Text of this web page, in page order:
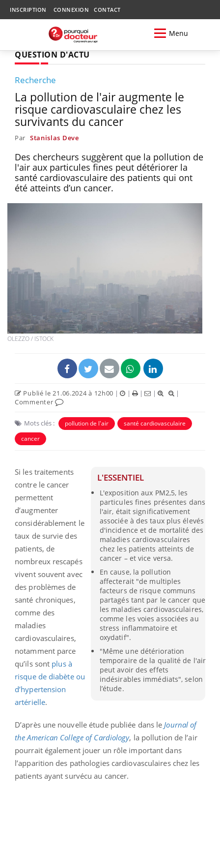
INSCRIPTION CONNEXION CONTACT
Menu
QUESTION D'ACTU
Recherche
La pollution de l'air augmente le
risque cardiovasculaire chez les
survivants du cancer
Par Stanislas Deve
Des chercheurs suggèrent que la pollution de
l'air aux particules fines peut détériorer la
santé cardiovasculaire des patients qui ont
été atteints d’un cancer.
OLEZZO / ISTOCK
Publié le 21.06.2024 à 12h00 | | | |
|
Commenter
Mots clés : pollution de l'air
santé cardiovasculaire
cancer
L'ESSENTIEL
L'exposition aux PM2,5, les
particules fines présentes dans
l'air, était significativement
associée à des taux plus élevés
d'incidence et de mortalité des
maladies cardiovasculaires
chez les patients atteints de
cancer – et vice versa.
En cause, la pollution
affecterait "de multiples
facteurs de risque communs
partagés tant par le cancer que
les maladies cardiovasculaires,
comme les voies associées au
stress inflammatoire et
oxydatif".
"Même une détérioration
temporaire de la qualité de l'air
peut avoir des effets
indésirables immédiats", selon
l’étude.
Si les traitements
contre le cancer
permettent
d’augmenter
considérablement le
taux de survie des
patients, de
nombreux rescapés
vivent souvent avec
des problèmes de
santé chroniques,
comme des
maladies
cardiovasculaires,
notamment parce
qu’ils sont plus à
risque de diabète ou
d’hypertension
artérielle.
D’après une nouvelle étude publiée dans le Journal of
the American College of Cardiology, la pollution de l’air
pourrait également jouer un rôle important dans
l’apparition des pathologies cardiovasculaires chez les
patients ayant survécu au cancer.